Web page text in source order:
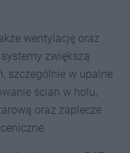
wentylację oraz
zwiększą
szczególnie w upalne
ścian w holu,
oraz zaplecze